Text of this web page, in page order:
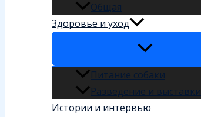
Общая
Здоровье и уход
Питание собаки
Разведение и выставки
Истории и интервью